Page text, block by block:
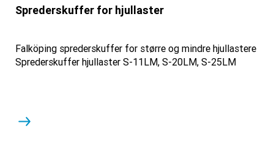
Sprederskuffer for hjullaster
Falköping sprederskuffer for større og mindre hjullastere
Sprederskuffer hjullaster S-11LM, S-20LM, S-25LM